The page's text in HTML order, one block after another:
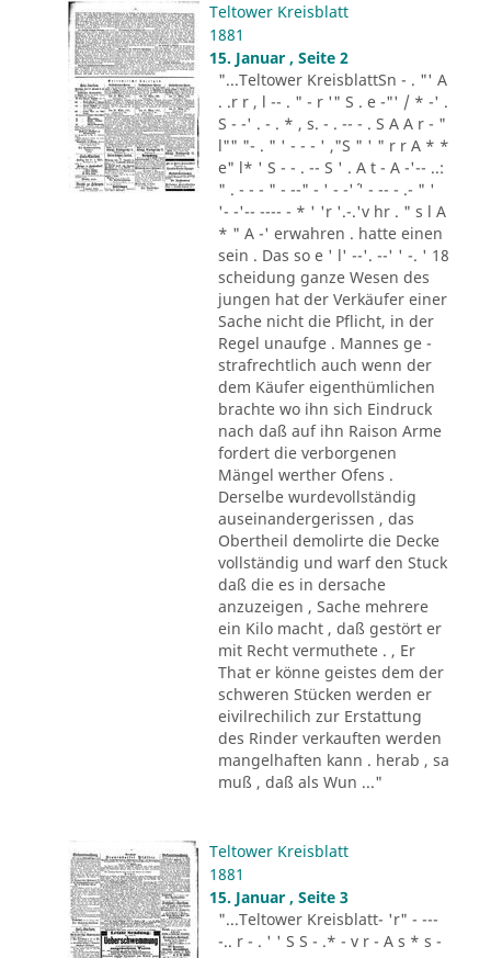
Teltower Kreisblatt
1881
15. Januar , Seite 2
"...Teltower KreisblattSn - . "' A
. .r r , l -- . " - r '" S . e -"' / * -' .
S - -' . - . * , s. - . -- - . S A A r - "
l"" "- . " ' - - - ' ,"S " ' " r r A * *
e" l* ' S - - . -- S ' . A t - A -'-- ..:
" . - - - " - --" - ' - -'´ ' - -- - .- " '
'- -'-- ---- - * ' 'r '.-.'v hr . " s l A
* " A -' erwahren . hatte einen
sein . Das so e ' l' --'. --' ' -. ' 18
scheidung ganze Wesen des
jungen hat der Verkäufer einer
Sache nicht die Pflicht, in der
Regel unaufge . Mannes ge -
strafrechtlich auch wenn der
dem Käufer eigenthümlichen
brachte wo ihn sich Eindruck
nach daß auf ihn Raison Arme
fordert die verborgenen
Mängel werther Ofens .
Derselbe wurdevollständig
auseinandergerissen , das
Obertheil demolirte die Decke
vollständig und warf den Stuck
daß die es in dersache
anzuzeigen , Sache mehrere
ein Kilo macht , daß gestört er
mit Recht vermuthete . , Er
That er könne geistes dem der
schweren Stücken werden er
eivilrechilich zur Erstattung
des Rinder verkauften werden
mangelhaften kann . herab , sa
muß , daß als Wun ..."
Teltower Kreisblatt
1881
15. Januar , Seite 3
"...Teltower Kreisblatt- 'r" - ---
-.. r - . ' ' S S - .* - v r - A s * s -